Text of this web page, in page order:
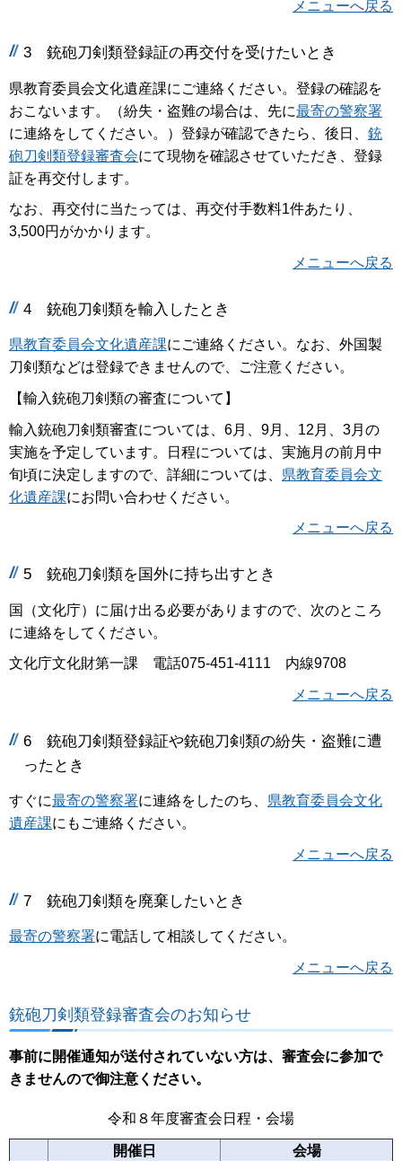
メニューへ戻る
3 銃砲刀剣類登録証の再交付を受けたいとき
県教育委員会文化遺産課にご連絡ください。登録の確認を
おこないます。（紛失・盗難の場合は、先に最寄の警察署
に連絡をしてください。）登録が確認できたら、後日、 銃
砲刀剣類登録審査会にて現物を確認させていただき、登録
証を再交付します。
なお、再交付に当たっては、再交付手数料1件あたり、
3,500円がかかります。
メニューへ戻る
4 銃砲刀剣類を輸入したとき
県教育委員会文化遺産課にご連絡ください。なお、外国製
刀剣類などは登録できませんので、ご注意ください。
【輸入銃砲刀剣類の審査について】
輸入銃砲刀剣類審査については、6月、9月、12月、3月の
実施を予定しています。日程については、実施月の前月中
旬頃に決定しますので、詳細については、 県教育委員会文
化遺産課にお問い合わせください。
メニューへ戻る
5 銃砲刀剣類を国外に持ち出すとき
国（文化庁）に届け出る必要がありますので、次のところ
に連絡をしてください。
文化庁文化財第一課 電話075-451-4111 内線9708
メニューへ戻る
6 銃砲刀剣類登録証や銃砲刀剣類の紛失・盗難に遭
ったとき
すぐに最寄の警察署に連絡をしたのち、 県教育委員会文化
遺産課にもご連絡ください。
メニューへ戻る
7 銃砲刀剣類を廃棄したいとき
最寄の警察署に電話して相談してください。
メニューへ戻る
銃砲刀剣類登録審査会のお知らせ
事前に開催通知が送付されていない方は、審査会に参加で
きませんので御注意ください。
開催日 会場
令和８年度審査会日程・会場